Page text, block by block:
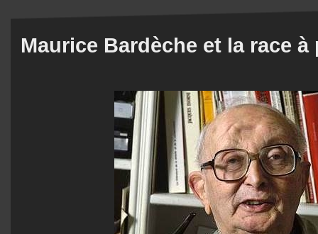
Maurice Bardèche et la race